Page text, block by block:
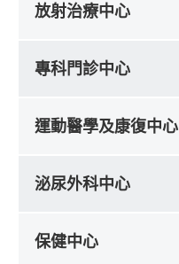
放射治療中心
專科門診中心
運動醫學及康復中心
泌尿外科中心
保健中心